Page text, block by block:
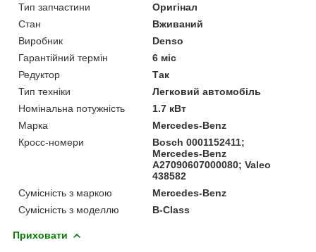
Тип запчастини
Оригінал
Стан
Вживаний
Виробник
Denso
Гарантійний термін
6 міс
Редуктор
Так
Тип техніки
Легковий автомобіль
Номінальна потужність
1.7 кВт
Марка
Mercedes-Benz
Кросс-номери
Bosch 0001152411;
Mercedes-Benz
A27090607000080; Valeo
438582
Сумісність з маркою
Mercedes-Benz
Сумісність з моделлю
B-Class
Приховати